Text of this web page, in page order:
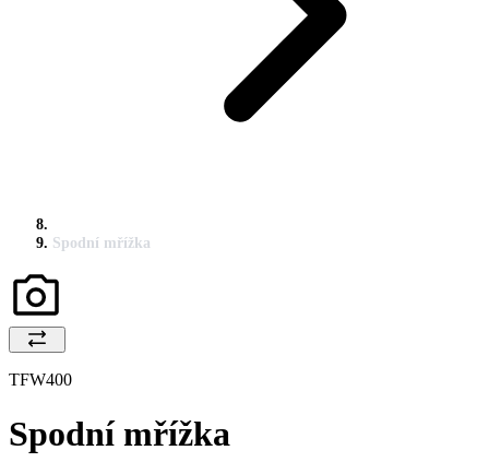
Spodní mřížka
TFW400
Spodní mřížka